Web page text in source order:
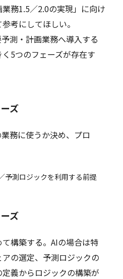
務1.5／2.0の実現」に向け
考にしてほしい。
測・計画業務へ導入する
5つのフェーズが存在す
ズ
務に使うか決め、プロ
予測ロジックを利用する前提
ズ
構築する。AIの場合は特
の選定、予測ロジックの
義からロジックの構築が